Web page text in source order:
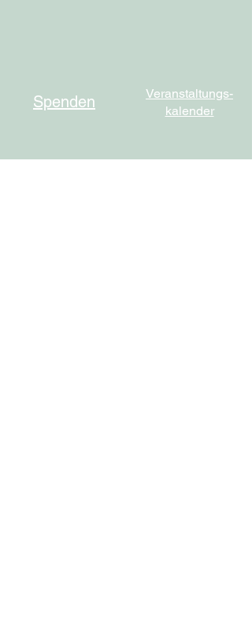
Spenden
Veranstaltungs-
kalender